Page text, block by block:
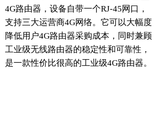
4G路由器，设备自带一个RJ-45网口，
支持三大运营商4G网络。它可以大幅度
降低用户4G路由器采购成本，同时兼顾
工业级无线路由器的稳定性和可靠性，
是一款性价比很高的工业级4G路由器。